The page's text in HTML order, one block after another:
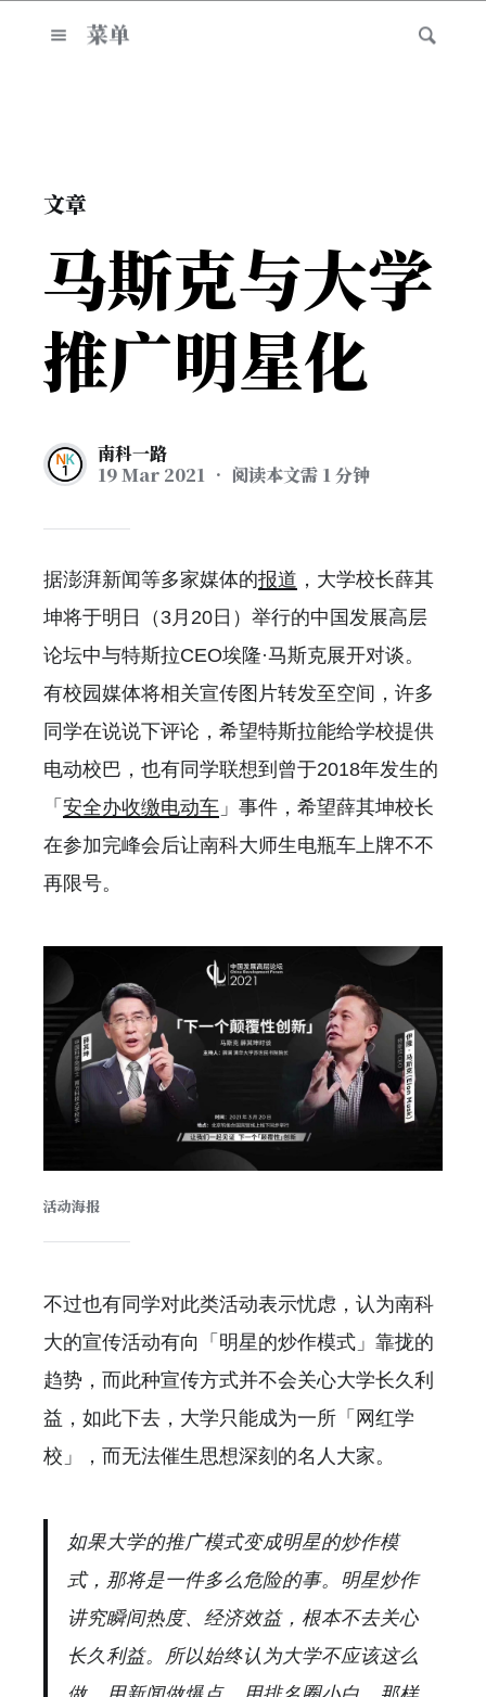
菜单
文章
马斯克与大学
推广明星化
南科一路
19 Mar 2021 • 阅读本文需 1 分钟
据澎湃新闻等多家媒体的报道 ，大学校长薛其
坤将于明日（3月20日）举行的中国发展高层
论坛中与特斯拉CEO埃隆·马斯克展开对谈。
有校园媒体将相关宣传图片转发至空间，许多
同学在说说下评论，希望特斯拉能给学校提供
电动校巴，也有同学联想到曾于2018年发生的
「 安全办收缴电动车 」事件，希望薛其坤校长
在参加完峰会后让南科大师生电瓶车上牌不不
再限号。
活动海报
不过也有同学对此类活动表示忧虑，认为南科
大的宣传活动有向「明星的炒作模式」靠拢的
趋势，而此种宣传方式并不会关心大学长久利
益，如此下去，大学只能成为一所「网红学
校」，而无法催生思想深刻的名人大家。
如果大学的推广模式变成明星的炒作模
式，那将是一件多么危险的事。明星炒作
讲究瞬间热度、经济效益，根本不去关心
长久利益。所以始终认为大学不应该这么